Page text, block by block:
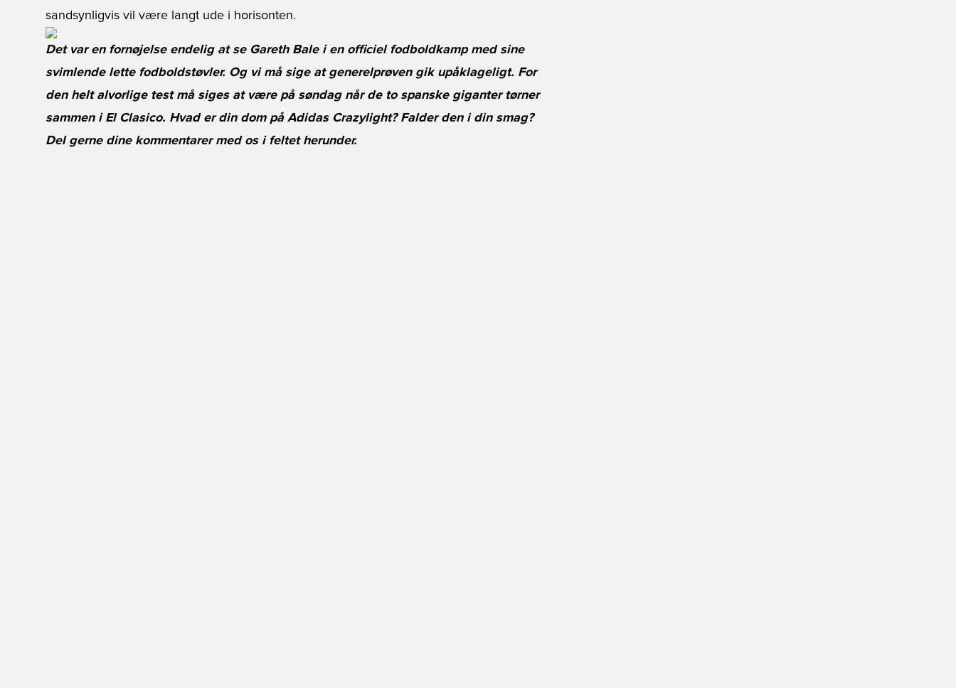
sandsynligvis vil være langt ude i horisonten.
Det var en fornøjelse endelig at se Gareth Bale i en officiel fodboldkamp med sine
svimlende lette fodboldstøvler. Og vi må sige at generelprøven gik upåklageligt. For
den helt alvorlige test må siges at være på søndag når de to spanske giganter tørner
sammen i El Clasico. Hvad er din dom på Adidas Crazylight? Falder den i din smag?
Del gerne dine kommentarer med os i feltet herunder.